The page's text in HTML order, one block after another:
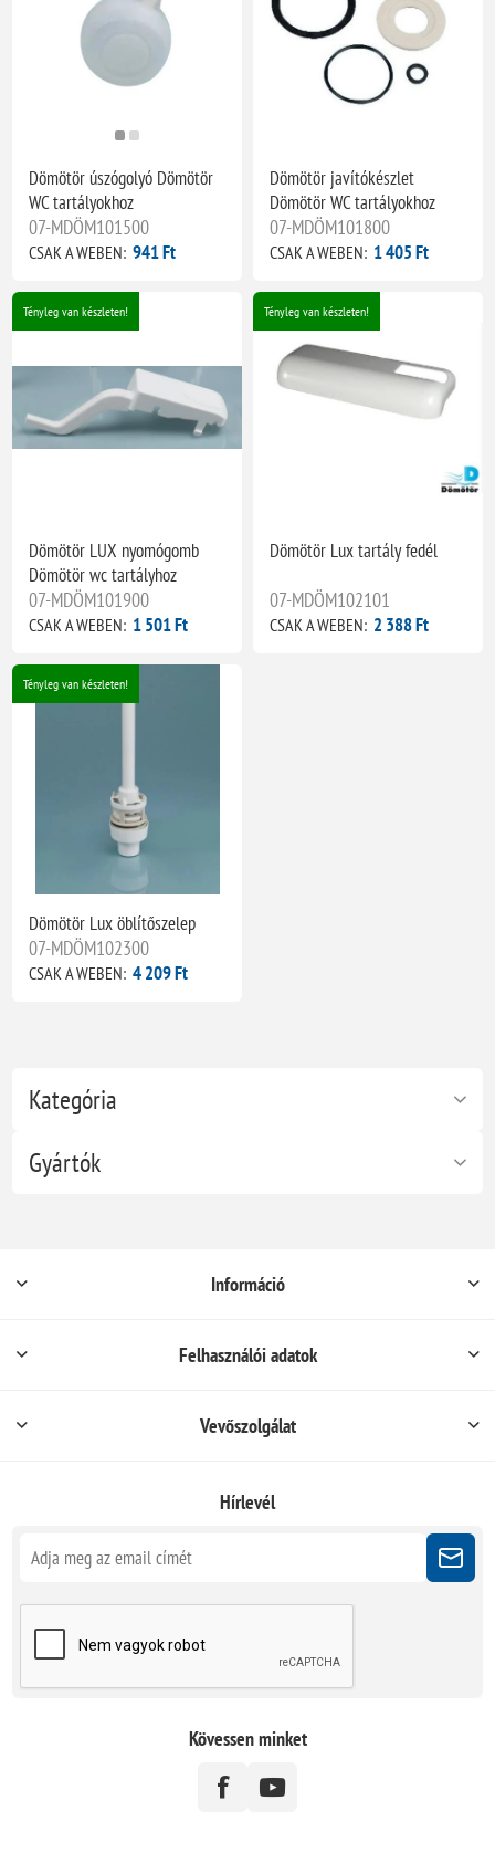
Kategória
Gyártók
Dömötör úszógolyó Dömötör
WC tartályokhoz
07-MDÖM101500
CSAK A WEBEN: 941 Ft
Dömötör javítókészlet
Dömötör WC tartályokhoz
07-MDÖM101800
CSAK A WEBEN: 1 405 Ft
Tényleg van készleten!
Dömötör LUX nyomógomb
Dömötör wc tartályhoz
07-MDÖM101900
CSAK A WEBEN: 1 501 Ft
Tényleg van készleten!
Dömötör Lux tartály fedél
07-MDÖM102101
CSAK A WEBEN: 2 388 Ft
Tényleg van készleten!
Dömötör Lux öblítőszelep
07-MDÖM102300
CSAK A WEBEN: 4 209 Ft
Információ
Felhasználói adatok
Vevőszolgálat
Hírlevél
Kövessen minket